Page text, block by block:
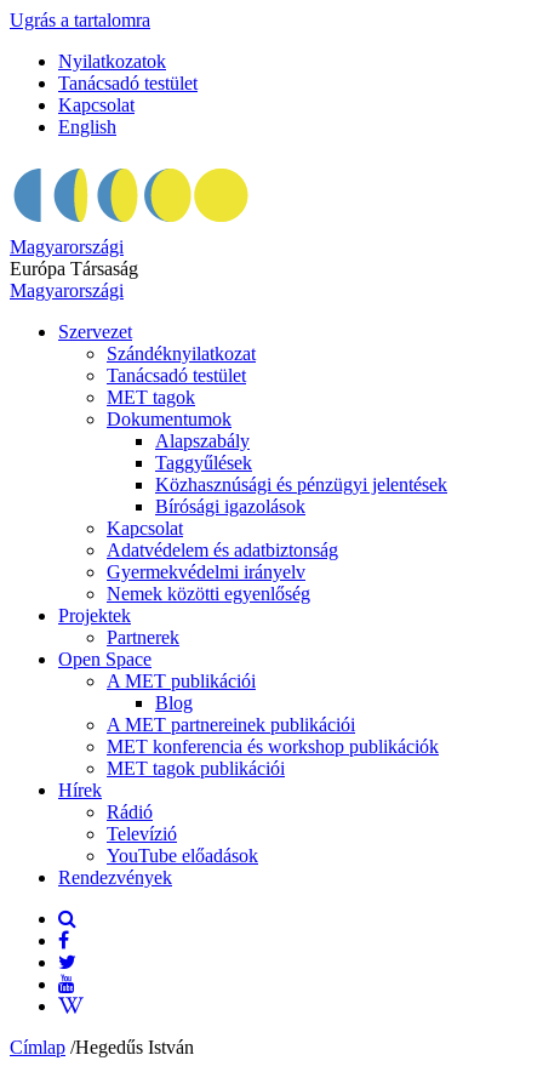
Ugrás a tartalomra
Nyilatkozatok
Tanácsadó testület
Kapcsolat
English
Magyarországi
Európa Társaság
Magyarországi
Szervezet
Szándéknyilatkozat
Tanácsadó testület
MET tagok
Dokumentumok
Alapszabály
Taggyűlések
Közhasznúsági és pénzügyi jelentések
Bírósági igazolások
Kapcsolat
Adatvédelem és adatbiztonság
Gyermekvédelmi irányelv
Nemek közötti egyenlőség
Projektek
Partnerek
Open Space
A MET publikációi
Blog
A MET partnereinek publikációi
MET konferencia és workshop publikációk
MET tagok publikációi
Hírek
Rádió
Televízió
YouTube előadások
Rendezvények
Címlap /Hegedűs István